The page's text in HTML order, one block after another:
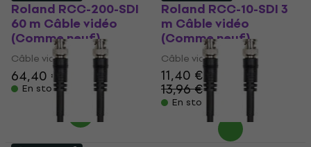
Roland RCC-200-SDI
60 m Câble vidéo
(Comme neuf)
Câble vidéo
64,40 €
En stock
Roland RCC-10-SDI 3
m Câble vidéo
(Comme neuf)
Câble vidéo
11,40 €
13,96 €
- 18 %
En stock